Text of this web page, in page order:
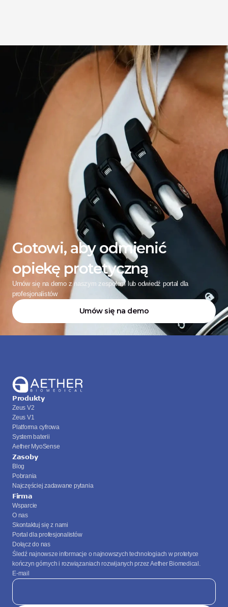
Gotowi, aby odmienić
opiekę protetyczną
Umów się na demo z naszym zespołem lub odwiedź portal dla
profesjonalistów
Umów się na demo
Produkty
Zeus V2
Zeus V1
Platforma cyfrowa
System baterii
Aether MyoSense
Zasoby
Blog
Pobrania
Najczęściej zadawane pytania
Firma
Wsparcie
O nas
Skontaktuj się z nami
Portal dla profesjonalistów
Dołącz do nas
Śledź najnowsze informacje o najnowszych technologiach w protetyce
kończyn górnych i rozwiązaniach rozwijanych przez Aether Biomedical.
E-mail